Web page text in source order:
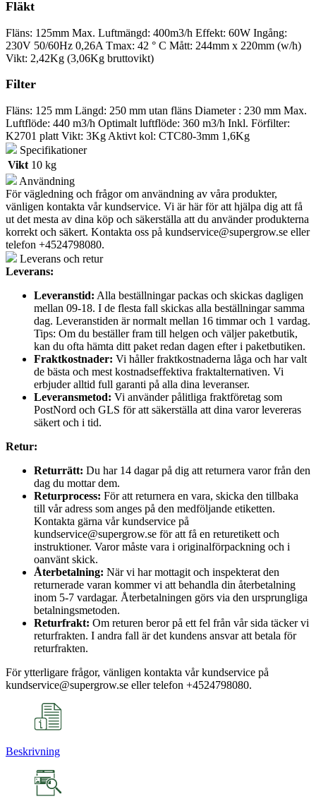
Fläkt
Fläns: 125mm Max. Luftmängd: 400m3/h Effekt: 60W Ingång:
230V 50/60Hz 0,26A Tmax: 42 ° C Mått: 244mm x 220mm (w/h)
Vikt: 2,42Kg (3,06Kg bruttovikt)
Filter
Fläns: 125 mm Längd: 250 mm utan fläns Diameter : 230 mm Max.
Luftflöde: 440 m3/h Optimalt luftflöde: 360 m3/h Inkl. Förfilter:
K2701 platt Vikt: 3Kg Aktivt kol: CTC80-3mm 1,6Kg
Specifikationer
Vikt 10 kg
Användning
För vägledning och frågor om användning av våra produkter,
vänligen kontakta vår kundservice. Vi är här för att hjälpa dig att få
ut det mesta av dina köp och säkerställa att du använder produkterna
korrekt och säkert. Kontakta oss på kundservice@supergrow.se eller
telefon +4524798080.
Leverans och retur
Leverans:
Leveranstid: Alla beställningar packas och skickas dagligen
mellan 09-18. I de flesta fall skickas alla beställningar samma
dag. Leveranstiden är normalt mellan 16 timmar och 1 vardag.
Tips: Om du beställer fram till helgen och väljer paketbutik,
kan du ofta hämta ditt paket redan dagen efter i paketbutiken.
Fraktkostnader: Vi håller fraktkostnaderna låga och har valt
de bästa och mest kostnadseffektiva fraktalternativen. Vi
erbjuder alltid full garanti på alla dina leveranser.
Leveransmetod: Vi använder pålitliga fraktföretag som
PostNord och GLS för att säkerställa att dina varor levereras
säkert och i tid.
Retur:
Returrätt: Du har 14 dagar på dig att returnera varor från den
dag du mottar dem.
Returprocess: För att returnera en vara, skicka den tillbaka
till vår adress som anges på den medföljande etiketten.
Kontakta gärna vår kundservice på
kundservice@supergrow.se för att få en returetikett och
instruktioner. Varor måste vara i originalförpackning och i
oanvänt skick.
Återbetalning: När vi har mottagit och inspekterat den
returnerade varan kommer vi att behandla din återbetalning
inom 5-7 vardagar. Återbetalningen görs via den ursprungliga
betalningsmetoden.
Returfrakt: Om returen beror på ett fel från vår sida täcker vi
returfrakten. I andra fall är det kundens ansvar att betala för
returfrakten.
För ytterligare frågor, vänligen kontakta vår kundservice på
kundservice@supergrow.se eller telefon +4524798080.
Beskrivning